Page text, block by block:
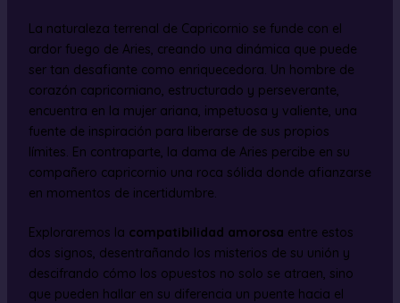
La naturaleza terrenal de Capricornio se funde con el
ardor fuego de Aries, creando una dinámica que puede
ser tan desafiante como enriquecedora. Un hombre de
corazón capricorniano, estructurado y perseverante,
encuentra en la mujer ariana, impetuosa y valiente, una
fuente de inspiración para liberarse de sus propios
límites. En contraparte, la dama de Aries percibe en su
compañero capricornio una roca sólida donde afianzarse
en momentos de incertidumbre.
Exploraremos la compatibilidad amorosa entre estos
dos signos, desentrañando los misterios de su unión y
descifrando cómo los opuestos no solo se atraen, sino
que pueden hallar en su diferencia un puente hacia el